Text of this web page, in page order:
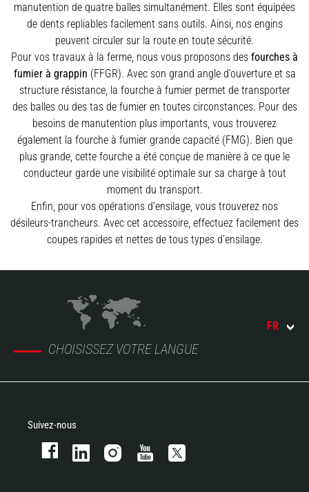
manutention de quatre balles simultanément. Elles sont équipées
de dents repliables facilement sans outils. Ainsi, nos engins
peuvent circuler sur la route en toute sécurité.
Pour vos travaux à la ferme, nous vous proposons des fourches à
fumier à grappin (FFGR). Avec son grand angle d’ouverture et sa
structure résistance, la fourche à fumier permet de transporter
des balles ou des tas de fumier en toutes circonstances. Pour des
besoins de manutention plus importants, vous trouverez
également la fourche à fumier grande capacité (FMG). Bien que
plus grande, cette fourche a été conçue de manière à ce que le
conducteur garde une visibilité optimale sur sa charge à tout
moment du transport.
Enfin, pour vos opérations d’ensilage, vous trouverez nos
désileurs-trancheurs. Avec cet accessoire, effectuez facilement des
coupes rapides et nettes de tous types d’ensilage.
CHOISISSEZ VOTRE LANGUE
FR
Suivez-nous